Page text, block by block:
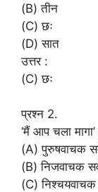
(B) तीन
(C) छः
(D) सात
उत्तर :
(C) छः
प्रश्न 2.
‘मैं आप चला
(A) पुरुषवाचक
(B) निजवाचक
(C) निश्चयवाचक